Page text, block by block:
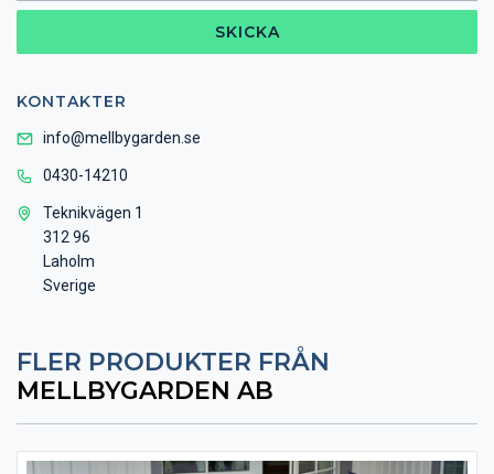
SKICKA
KONTAKTER
info@mellbygarden.se
0430-14210
Teknikvägen 1
312 96
Laholm
Sverige
FLER PRODUKTER FRÅN
MELLBYGARDEN AB